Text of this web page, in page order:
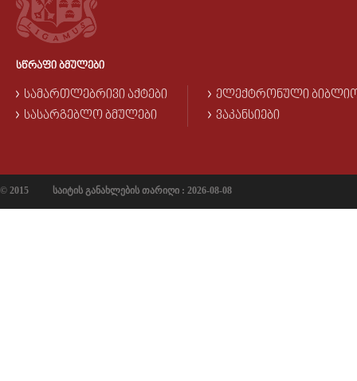
ᲡᲬᲠᲐᲤᲘ ᲑᲛᲣᲚᲔᲑᲘ
ᲡᲐᲛᲐᲠᲗᲚᲔᲑᲠᲘᲕᲘ ᲐᲥᲢᲔᲑᲘ
ᲡᲐᲡᲐᲠᲒᲔᲑᲚᲝ ᲑᲛᲣᲚᲔᲑᲘ
ᲔᲚᲔᲥᲢᲠᲝᲜᲣᲚᲘ
ᲕᲐᲙᲐᲜᲡᲘᲔᲑᲘ
© 2015 საიტის განახლების თარიღი : 2026-08-08